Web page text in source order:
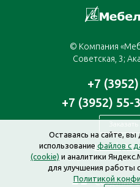
© Компания
Советская, 3;
+7
+7 (3952) 55-
Создание
Оставаясь на сайте, вы
использованиефайлов с
(cookie) и аналитики
для улучшения работы
Политикой